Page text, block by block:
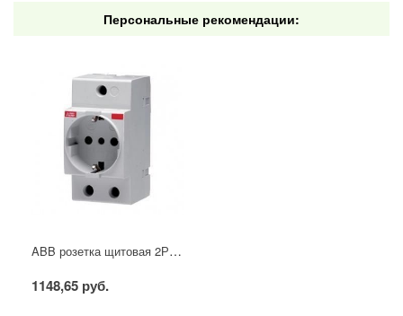
Персональные рекомендации:
ABB розетка щитовая 2Р+N 16А М1173
1148,65 руб.